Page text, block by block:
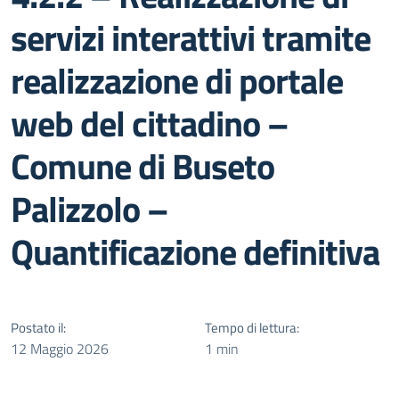
servizi interattivi tramite
realizzazione di portale
web del cittadino –
Comune di Buseto
Palizzolo –
Quantificazione definitiva
Postato il:
12 Maggio 2026
Tempo di lettura:
1 min